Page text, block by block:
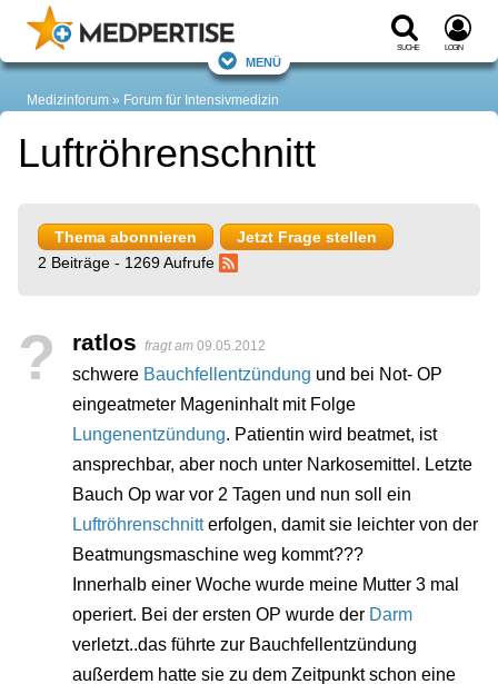
Suche Login
Menü
Medizinforum Forum für Intensivmedizin
Luftröhrenschnitt
Thema abonnieren
Jetzt Frage stellen
2 Beiträge - 1269 Aufrufe
? ratlos fragt am 09.05.2012
schwere Bauchfellentzündung und bei Not- OP
eingeatmeter Mageninhalt mit Folge
Lungenentzündung. Patientin wird beatmet, ist
ansprechbar, aber noch unter Narkosemittel. Letzte
Bauch Op war vor 2 Tagen und nun soll ein
Luftröhrenschnitterfolgen, damit sie leichter von der
Beatmungsmaschine weg kommt???
Innerhalb einer Woche wurde meine Mutter 3 mal
operiert. Bei der ersten OP wurde der Darm
verletzt..das führte zur Bauchfellentzündung
außerdem hatte sie zu dem Zeitpunkt schon eine